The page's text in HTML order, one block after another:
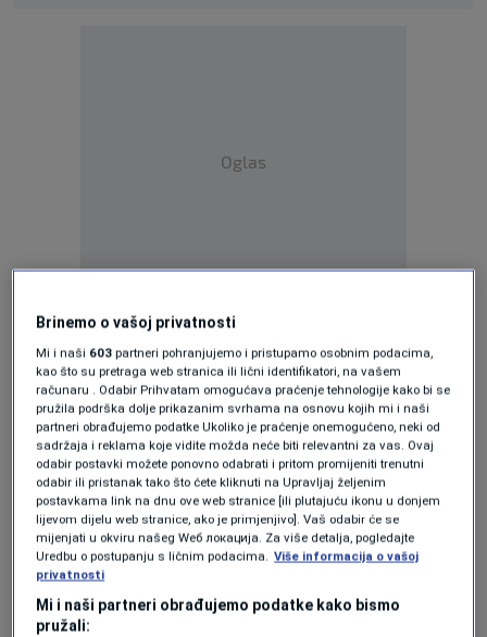
Oglas
Merlinov povratak na čuveni Stradun, simbol
Dubrovnika, nakon nezaboravnog dočeka 2018.
godine, ovog puta dogodio se u okviru svjetske
turneje „Mi“, a novogodišnji koncert izdvojio se
kao jedno od njenih posebnih poglavlja.
Poseban i emotivan trenutak večeri uslijedio je
uoči ponoći, kada se Dino Merlin obratio publici
snažnom, ali jednostavnom porukom. Njegove
riječi, izgovorene upravo s ovog posebnog
Brinemo o vašoj privatnosti
Mi i naši 603 partneri pohranjujemo i pristupamo osobnim podacima,
kao što su pretraga web stranica ili lični identifikatori, na vašem
računaru . Odabir Prihvatam omogućava praćenje tehnologije kako bi se
pružila podrška dolje prikazanim svrhama na osnovu kojih mi i naši
partneri obrađujemo podatke Ukoliko je praćenje onemogućeno, neki od
sadržaja i reklama koje vidite možda neće biti relevantni za vas. Ovaj
odabir postavki možete ponovno odabrati i pritom promijeniti trenutni
odabir ili pristanak tako što ćete kliknuti na Upravljaj željenim
postavkama link na dnu ove web stranice [ili plutajuću ikonu u donjem
lijevom dijelu web stranice, ako je primjenjivo]. Vaš odabir će se
mijenjati u okviru našeg Wеб локација. Za više detalja, pogledajte
Uredbu o postupanju s ličnim podacima. Više informacija o vašoj
privatnosti
Mi i naši partneri obrađujemo podatke kako bismo
pružali: